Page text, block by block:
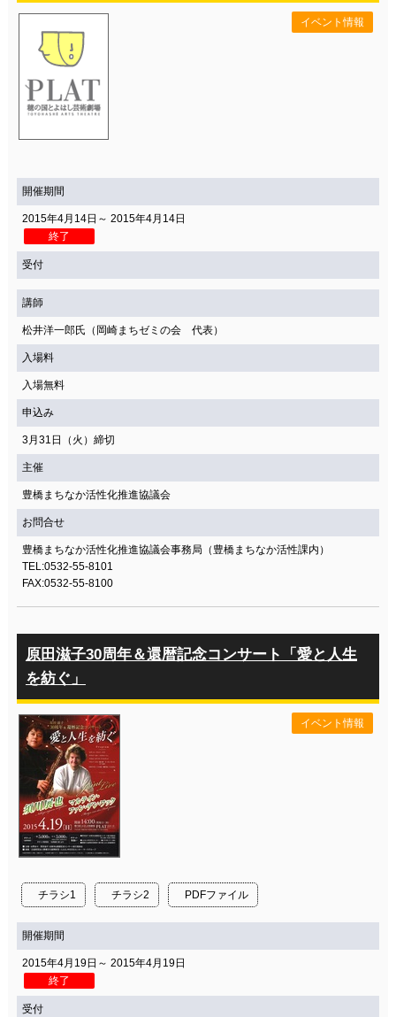
イベント情報
開催期間
2015年4月14日～ 2015年4月14日
終了
受付
講師
松井洋一郎氏（岡崎まちゼミの会 代表）
入場料
入場無料
申込み
3月31日（火）締切
主催
豊橋まちなか活性化推進協議会
お問合せ
豊橋まちなか活性化推進協議会事務局（豊橋まちなか活性課内）
TEL:0532-55-8101
FAX:0532-55-8100
原田滋子30周年＆還暦記念コンサート「愛と人生
を紡ぐ」
チラシ1 チラシ2 PDFファイル
イベント情報
開催期間
2015年4月19日～ 2015年4月19日
終了
受付